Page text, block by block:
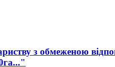
з обмеженою